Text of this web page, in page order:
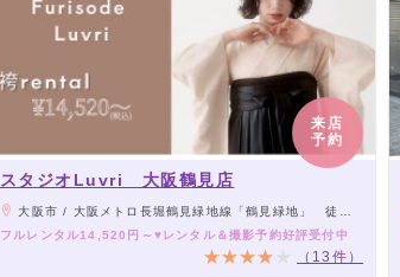
来店
予約
スタジオLuvri 大阪鶴見店
大阪市 / 大阪メトロ長堀鶴見緑地線「鶴見緑地」 徒歩10分
フルレンタル14,520円～♥レンタル＆撮影予約好評受付中
（13件）